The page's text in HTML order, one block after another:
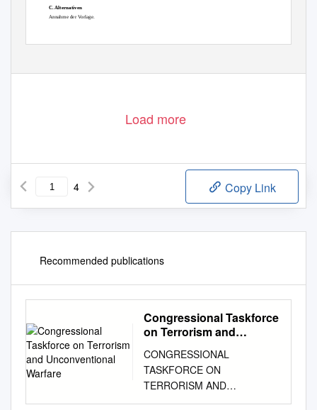
C. Alternativen
Annahme der Vorlage.
Load more
4 Copy Link
Recommended publications
Congressional Taskforce
on Terrorism and
CONGRESSIONAL
TASKFORCE ON
TERRORISM AND
UNCONVENTIONAL